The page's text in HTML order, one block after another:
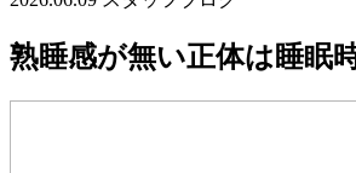
熟睡感が無い正体は睡眠